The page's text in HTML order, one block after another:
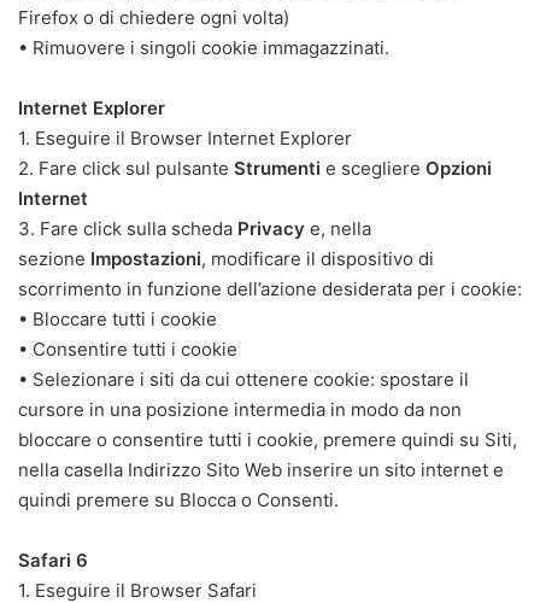
Firefox o di chiedere ogni volta)
• Rimuovere i singoli cookie immagazzinati.
Internet Explorer
1. Eseguire il Browser Internet Explorer
2. Fare click sul pulsante Strumenti e scegliere Opzioni
Internet
3. Fare click sulla scheda Privacy e, nella
sezione Impostazioni, modificare il dispositivo di
scorrimento in funzione dell’azione desiderata per i cookie:
• Bloccare tutti i cookie
• Consentire tutti i cookie
• Selezionare i siti da cui ottenere cookie: spostare il
cursore in una posizione intermedia in modo da non
bloccare o consentire tutti i cookie, premere quindi su Siti,
nella casella Indirizzo Sito Web inserire un sito internet e
quindi premere su Blocca o Consenti.
Safari 6
1. Eseguire il Browser Safari